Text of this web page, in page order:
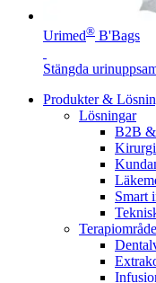
Urimed® B'Bags
Stängda
Produkter &
Lösningar
B2B &
Smart